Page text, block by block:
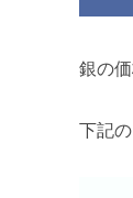
銀の
下記